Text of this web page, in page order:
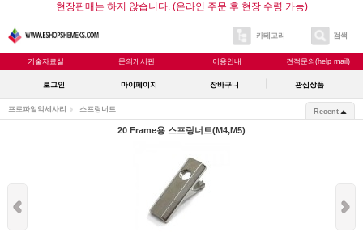
현장판매는 하지 않습니다. (온라인 주문 후 현장 수령 가능)
카테고리 검색
기술자료실 문의게시판 이용안내 견적문의(help mail)
로그인 마이페이지 장바구니 관심상품
프로파일악세사리 스프링너트 Recent
20 Frame용 스프링너트(M4,M5)